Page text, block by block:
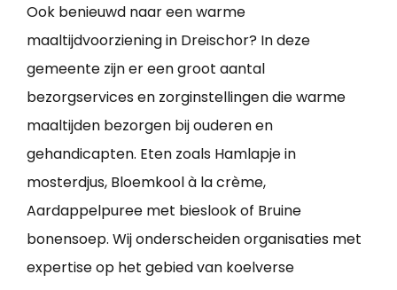
Ook benieuwd naar een warme
maaltijdvoorziening in Dreischor? In deze
gemeente zijn er een groot aantal
bezorgservices en zorginstellingen die warme
maaltijden bezorgen bij ouderen en
gehandicapten. Eten zoals Hamlapje in
mosterdjus, Bloemkool à la crème,
Aardappelpuree met bieslook of Bruine
bonensoep. Wij onderscheiden organisaties met
expertise op het gebied van koelverse